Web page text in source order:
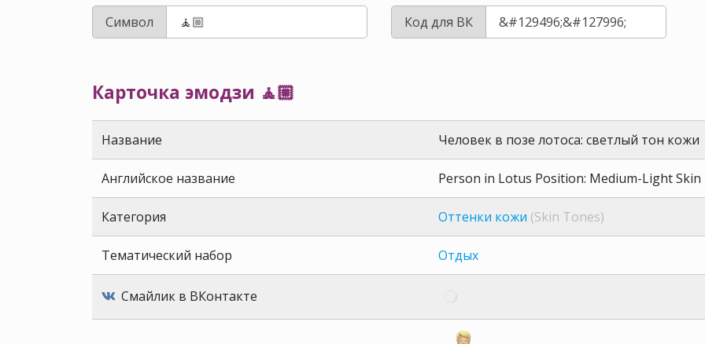
Символ
Код для ВК
Карточка эмодзи 🧘🏼
Название Человек в позе лотоса: светлый тон кожи
Английское название Person in Lotus Position: Medium-Light
Категория Оттенки кожи (Skin Tones)
Тематический набор Отдых
Смайлик в ВКонтакте